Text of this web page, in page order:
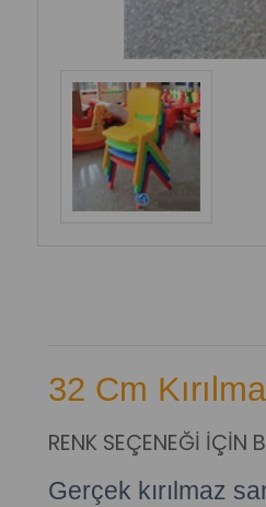
32 Cm
RENK SEÇENEĞİ İÇİN
Gerçek kırılmaz